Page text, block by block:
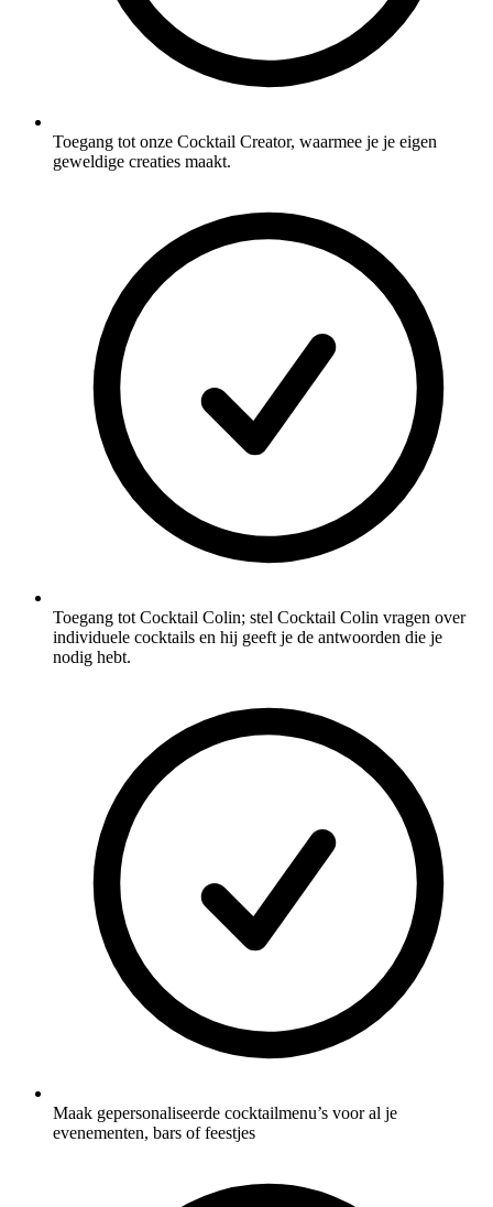
Toegang tot onze Cocktail Creator, waarmee je je eigen
geweldige creaties maakt.
Toegang tot Cocktail Colin; stel Cocktail Colin vragen over
individuele cocktails en hij geeft je de antwoorden die je
nodig hebt.
Maak gepersonaliseerde cocktailmenu’s voor al je
evenementen, bars of feestjes